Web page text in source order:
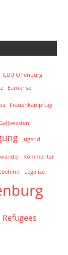
CDU Offenburg
Eurokrise
Frauenkampftag
Jugend
Kommentar
Legalize
Refugees